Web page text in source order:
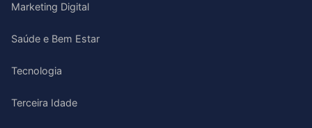
Marketing Digital
Saúde e Bem Estar
Tecnologia
Terceira Idade